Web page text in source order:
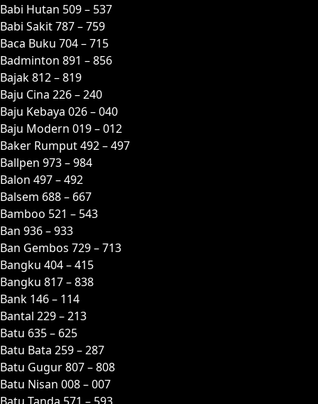
Babi Hutan 509 – 537
Babi Sakit 787 – 759
Baca Buku 704 – 715
Badminton 891 – 856
Bajak 812 – 819
Baju Cina 226 – 240
Baju Kebaya 026 – 040
Baju Modern 019 – 012
Baker Rumput 492 – 497
Ballpen 973 – 984
Balon 497 – 492
Balsem 688 – 667
Bamboo 521 – 543
Ban 936 – 933
Ban Gembos 729 – 713
Bangku 404 – 415
Bangku 817 – 838
Bank 146 – 114
Bantal 229 – 213
Batu 635 – 625
Batu Bata 259 – 287
Batu Gugur 807 – 808
Batu Nisan 008 – 007